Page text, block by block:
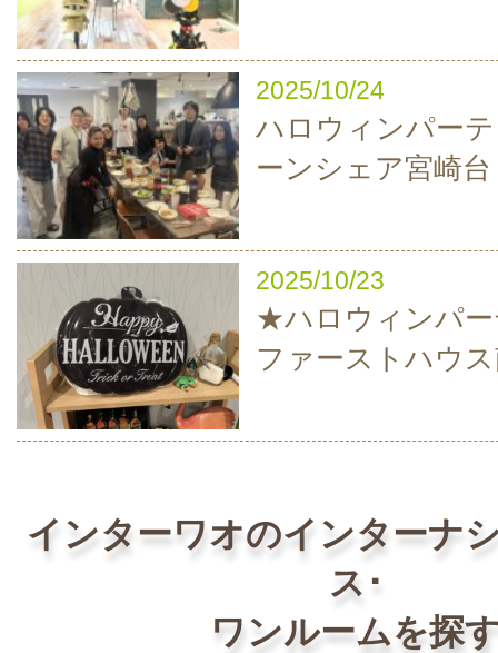
2025/10/24
ハロウィンパー
ーンシェア宮崎台
2025/10/23
★ハロウィンパー
ファーストハウ
インターワオのインターナ
ス･
ワンルームを探